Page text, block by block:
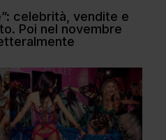
celebrità, vendite e
Poi nel novembre